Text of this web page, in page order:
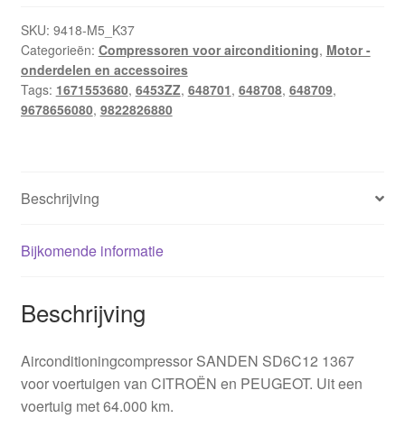
SKU: 9418-M5_K37
Categorieën: Compressoren voor airconditioning, Motor -
onderdelen en accessoires
Tags: 1671553680, 6453ZZ, 648701, 648708, 648709,
9678656080, 9822826880
Beschrijving
Bijkomende informatie
Beschrijving
Airconditioningcompressor SANDEN SD6C12 1367
voor voertuigen van CITROËN en PEUGEOT. Uit een
voertuig met 64.000 km.